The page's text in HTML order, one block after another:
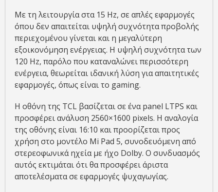
Με τη λειτουργία στα 15 Hz, σε απλές εφαρμογές
όπου δεν απαιτείται υψηλή συχνότητα προβολής
περιεχομένου γίνεται και η μεγαλύτερη
εξοικονόμηση ενέργειας. Η υψηλή συχνότητα των
120 Hz, παρόλο που καταναλώνει περισσότερη
ενέργεια, θεωρείται ιδανική λύση για απαιτητικές
εφαρμογές, όπως είναι το gaming.
H οθόνη της TCL βασίζεται σε ένα panel LTPS και
προσφέρει ανάλυση 2560×1600 pixels. H αναλογία
της οθόνης είναι 16:10 και προορίζεται προς
χρήση στο μοντέλο Mi Pad 5, συνοδευόμενη από
στερεοφωνικά ηχεία με ήχο Dolby. O συνδυασμός
αυτός εκτιμάται ότι θα προσφέρει άριστα
αποτελέσματα σε εφαρμογές ψυχαγωγίας.